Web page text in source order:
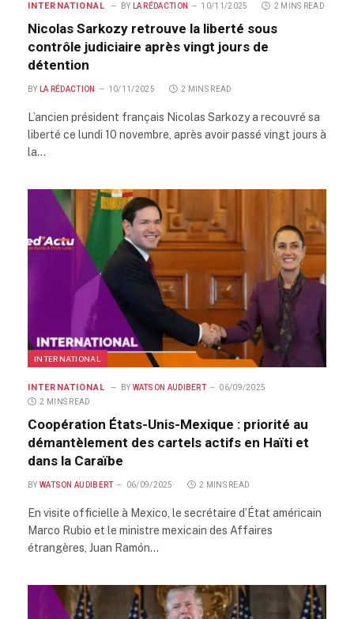
INTERNATIONAL BY LA RÉDACTION 10/11/2025 2 MINS READ
Nicolas Sarkozy retrouve la liberté sous
contrôle judiciaire après vingt jours de
détention
BY LA RÉDACTION 10/11/2025 2 MINS READ
L’ancien président français Nicolas Sarkozy a recouvré sa
liberté ce lundi 10 novembre, après avoir passé vingt jours à
la…
INTERNATIONAL
INTERNATIONAL BY WATSON AUDIBERT
06/09/2025
2 MINS READ
Coopération États-Unis-Mexique : priorité au
démantèlement des cartels actifs en Haïti et
dans la Caraïbe
BY WATSON AUDIBERT 06/09/2025 2 MINS READ
En visite officielle à Mexico, le secrétaire d’État américain
Marco Rubio et le ministre mexicain des Affaires
étrangères, Juan Ramón…